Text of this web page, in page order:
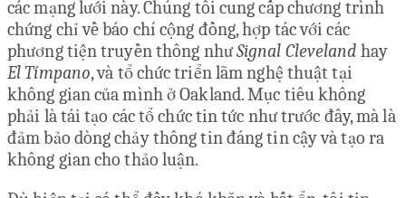
các mạng lưới này. Chúng tôi cung cấp chương trình
chứng chỉ về báo chí cộng đồng, hợp tác với các
phương tiện truyền thông nhưSignal Cleveland hay
El Tímpano, và tổ chức triển lãm nghệ thuật tại
không gian của mình ở Oakland. Mục tiêu không
phải là tái tạo các tổ chức tin tức như trước đây, mà là
đảm bảo dòng chảy thông tin đáng tin cậy và tạo ra
không gian cho thảo luận.